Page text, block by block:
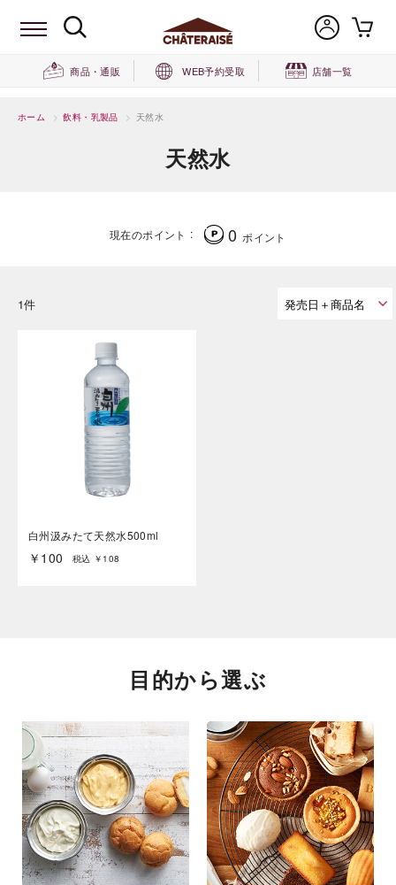
商品・通販 WEB予約受取 店舗一覧
ホーム > 飲料・乳製品 > 天然水
天然水
現在のポイント 0 ポイント
1件
白州汲みたて天然水500ml
￥100 税込 ￥108
目的から選ぶ